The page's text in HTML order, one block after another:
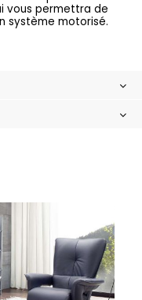
vous permettra de
système motorisé.